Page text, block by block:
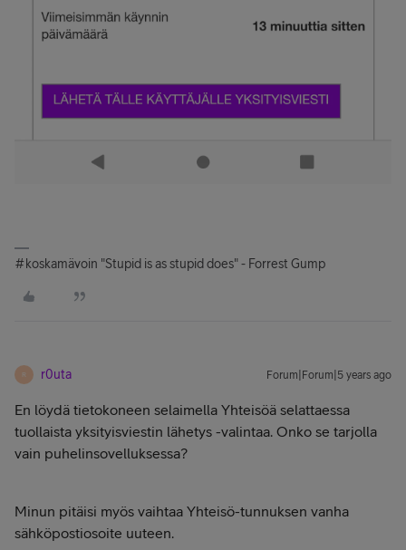
#koskamävoin "Stupid is as stupid does" - Forrest Gump
R r0uta Forum|Forum|5 years ago
En löydä tietokoneen selaimella Yhteisöä selattaessa
tuollaista yksityisviestin lähetys -valintaa. Onko se tarjolla
vain puhelinsovelluksessa?
Minun pitäisi myös vaihtaa Yhteisö-tunnuksen vanha
sähköpostiosoite uuteen.